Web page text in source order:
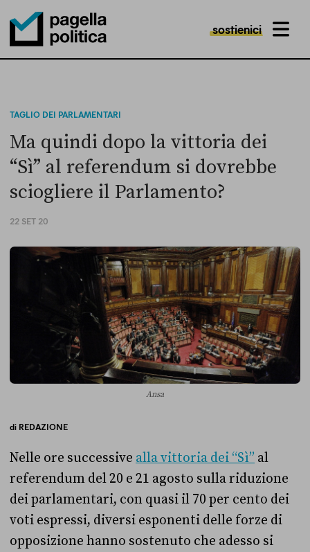
Pagella Politica Logo
sostienici MENU
TAGLIO DEI PARLAMENTARI
Ma quindi dopo la vittoria dei
“Sì” al referendum si dovrebbe
sciogliere il Parlamento?
22 SET 20
Ansa
di REDAZIONE
Nelle ore successive alla vittoria dei “Sì” al
referendum del 20 e 21 agosto sulla riduzione
dei parlamentari, con quasi il 70 per cento dei
voti espressi, diversi esponenti delle forze di
opposizione hanno sostenuto che adesso si